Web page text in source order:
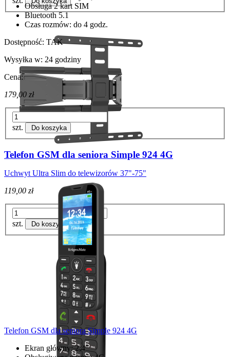
Uchwyt Ultra Slim do telewizorów 37"-75"
119,00 zł
szt. Do koszyka
Obsługa 2 kart SIM
Bluetooth 5.1
Czas rozmów: do 4 godz.
Dostępność: TAK
Wysyłka w: 24 godziny
Cena:
179,00 zł
szt. Do koszyka
Telefon GSM dla seniora Simple 924 4G
Telefon GSM dla seniora Simple 924 4G
Ekran główny: 2,4”